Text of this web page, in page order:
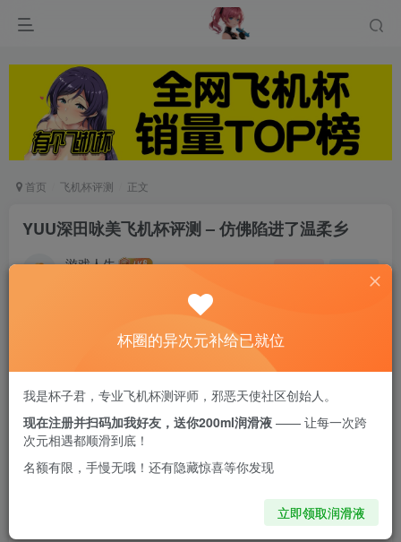
首页 飞机杯评测 正文
YUU深田咏美飞机杯评测 – 仿佛陷进了温柔乡
游戏人生
大家好，我是独恋秋雨
上一期给大家测的萌酱已经快要把我人都整傻了
然而，新星YUU居然成功的找到了深田咏美老师签
杯圈的异次元补给已就位
我是杯子君，专业飞机杯测评师，邪恶天使社区创始人。
现在注册并扫码加我好友，送你200ml润滑液 —— 让每一次跨
次元相遇都顺滑到底！
名额有限，手慢无哦！还有隐藏惊喜等你发现
立即领取润滑液